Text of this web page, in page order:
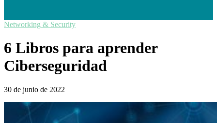
Networking & Security
6 Libros para aprender
Ciberseguridad
30 de junio de 2022